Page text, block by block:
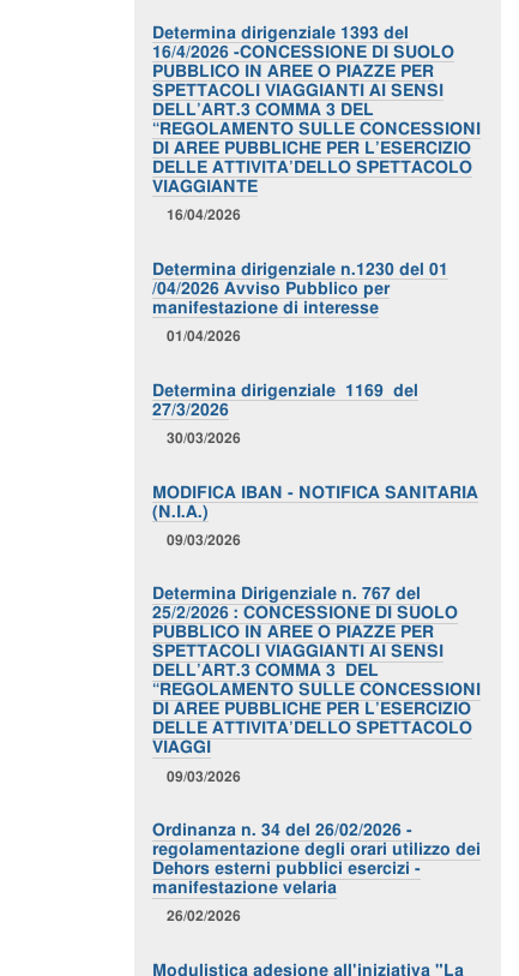
Determina dirigenziale 1393 del
16/4/2026 -CONCESSIONE DI SUOLO
PUBBLICO IN AREE O PIAZZE PER
SPETTACOLI VIAGGIANTI AI SENSI
DELL’ART.3 COMMA 3 DEL
“REGOLAMENTO SULLE CONCESSIONI
DI AREE PUBBLICHE PER L’ESERCIZIO
DELLE ATTIVITA’DELLO SPETTACOLO
VIAGGIANTE
16/04/2026
Determina dirigenziale n.1230 del 01
/04/2026 Avviso Pubblico per
manifestazione di interesse
01/04/2026
Determina dirigenziale 1169 del
27/3/2026
30/03/2026
MODIFICA IBAN - NOTIFICA SANITARIA
(N.I.A.)
09/03/2026
Determina Dirigenziale n. 767 del
25/2/2026 : CONCESSIONE DI SUOLO
PUBBLICO IN AREE O PIAZZE PER
SPETTACOLI VIAGGIANTI AI SENSI
DELL’ART.3 COMMA 3 DEL
“REGOLAMENTO SULLE CONCESSIONI
DI AREE PUBBLICHE PER L’ESERCIZIO
DELLE ATTIVITA’DELLO SPETTACOLO
VIAGGI
09/03/2026
Ordinanza n. 34 del 26/02/2026 -
regolamentazione degli orari utilizzo dei
Dehors esterni pubblici esercizi -
manifestazione velaria
26/02/2026
Modulistica adesione all'iniziativa "La